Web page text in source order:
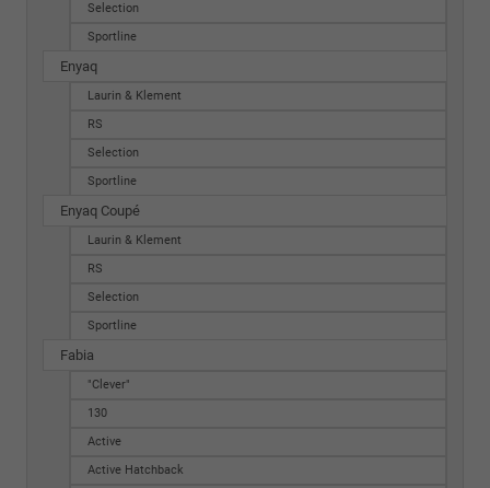
Selection
Sportline
Enyaq
Laurin & Klement
RS
Selection
Sportline
Enyaq Coupé
Laurin & Klement
RS
Selection
Sportline
Fabia
"Clever"
130
Active
Active Hatchback